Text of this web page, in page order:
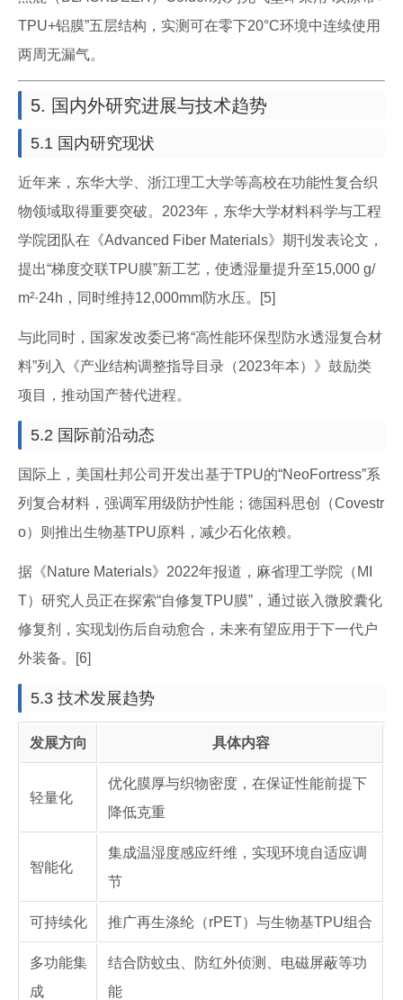
TPU+铝膜”五层结构，实测可在零下20°C环境中连续使用
两周无漏气。
5. 国内外研究进展与技术趋势
5.1 国内研究现状
近年来，东华大学、浙江理工大学等高校在功能性复合织
物领域取得重要突破。2023年，东华大学材料科学与工程
学院团队在《Advanced Fiber Materials》期刊发表论文，
提出“梯度交联TPU膜”新工艺，使透湿量提升至15,000 g/
m²·24h，同时维持12,000mm防水压。[5]
与此同时，国家发改委已将“高性能环保型防水透湿复合材
料”列入《产业结构调整指导目录（2023年本）》鼓励类
项目，推动国产替代进程。
5.2 国际前沿动态
国际上，美国杜邦公司开发出基于TPU的“NeoFortress”系
列复合材料，强调军用级防护性能；德国科思创（Covestr
o）则推出生物基TPU原料，减少石化依赖。
据《Nature Materials》2022年报道，麻省理工学院（MI
T）研究人员正在探索“自修复TPU膜”，通过嵌入微胶囊化
修复剂，实现划伤后自动愈合，未来有望应用于下一代户
外装备。[6]
5.3 技术发展趋势
发展方向 具体内容
轻量化
优化膜厚与织物密度，在保证性能前提下
降低克重
智能化
集成温湿度感应纤维，实现环境自适应调
节
可持续化 推广再生涤纶（rPET）与生物基TPU组合
多功能集
成
结合防蚊虫、防红外侦测、电磁屏蔽等功
能